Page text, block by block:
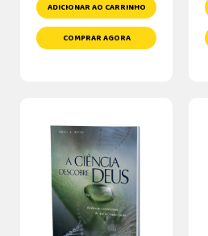
ADICIONAR AO CARRINHO
COMPRAR AGORA